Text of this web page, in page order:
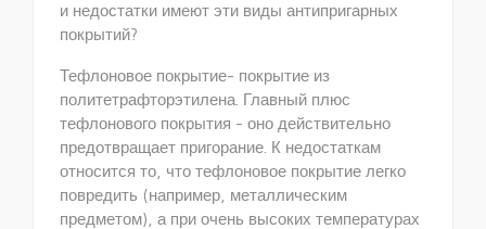
и недостатки имеют эти виды антипригарных
покрытий?
Тефлоновое покрытие- покрытие из
политетрафторэтилена. Главный плюс
тефлонового покрытия - оно действительно
предотвращает пригорание. К недостаткам
относится то, что тефлоновое покрытие легко
повредить (например, металлическим
предметом), а при очень высоких температурах